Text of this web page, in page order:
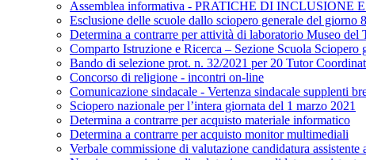
Assemblea informativa - PRATICHE DI INCLUSIONE
Esclusione delle scuole dallo sciopero generale del giorno
Determina a contrarre per attività di laboratorio Museo del
Comparto Istruzione e Ricerca – Sezione Scuola
Bando di selezione prot. n. 32/2021 per 20 Tutor
Concorso di religione - incontri on-line
Comunicazione sindacale - Vertenza sindacale supplenti
Sciopero nazionale per l’intera giornata del 1 marzo 2021
Determina a contrarre per acquisto materiale informatico
Determina a contrarre per acquisto monitor multimediali
Verbale commissione di valutazione candidatura